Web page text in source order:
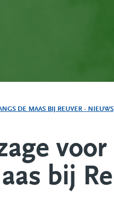
DE MAAS BIJ REUVER - NIEUWS
bij